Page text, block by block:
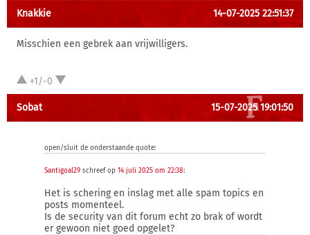
Knakkie 14-07-2025 22:51:37
Misschien een gebrek aan vrijwilligers.
+1/-0
Sobat 15-07-2025 19:01:50
open/sluit de onderstaande quote:
Santigoal29 schreef op 14 juli 2025 om 22:38:
Het is schering en inslag met alle spam topics en
posts momenteel.
Is de security van dit forum echt zo brak of wordt
er gewoon niet goed opgelet?